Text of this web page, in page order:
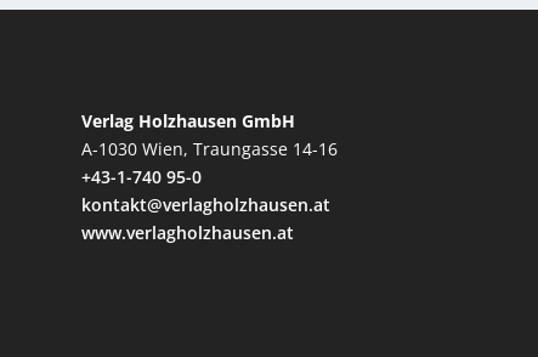
Verlag Holzhausen GmbH
A-1030 Wien, Traungasse 14-16
+43-1-740 95-0
kontakt@verlagholzhausen.at
www.verlagholzhausen.at